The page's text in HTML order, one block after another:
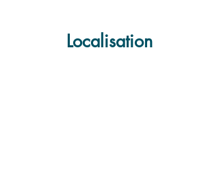
Localisation